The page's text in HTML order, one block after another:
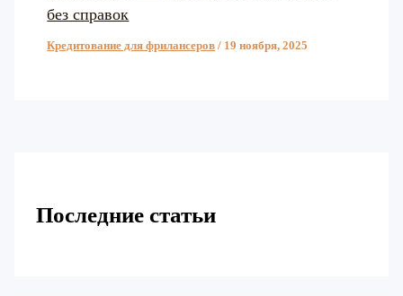
без справок
Кредитование для фрилансеров / 19 ноября, 2025
Последние статьи